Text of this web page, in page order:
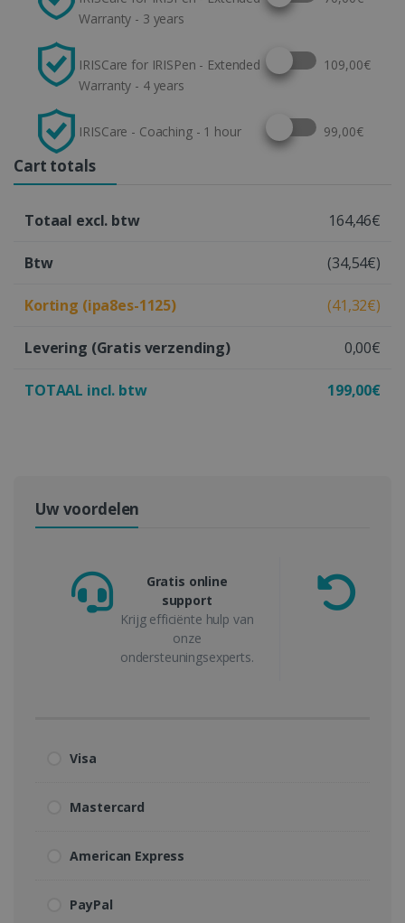
Warranty - 3 years
IRISCare for IRISPen - Extended
Warranty - 4 years
Select this option
109,00€
IRISCare - Coaching - 1 hour Select this option
99,00€
Cart totals
Totaal excl. btw 164,46€
Btw (34,54€)
Korting (ipa8es-1125) (41,32€)
Levering (Gratis verzending) 0,00€
TOTAAL incl. btw 199,00€
Uw voordelen
Gratis online
support
Krijg efficiënte hulp van
onze
ondersteuningsexperts.
Visa
Mastercard
American Express
PayPal